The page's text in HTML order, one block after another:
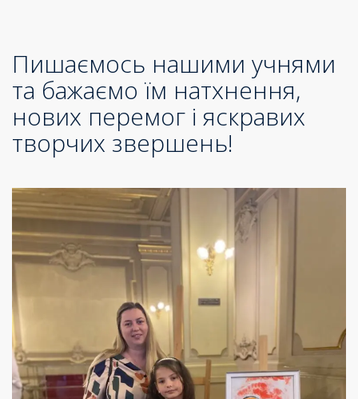
Пишаємось нашими учнями
та бажаємо їм натхнення,
нових перемог і яскравих
творчих звершень!